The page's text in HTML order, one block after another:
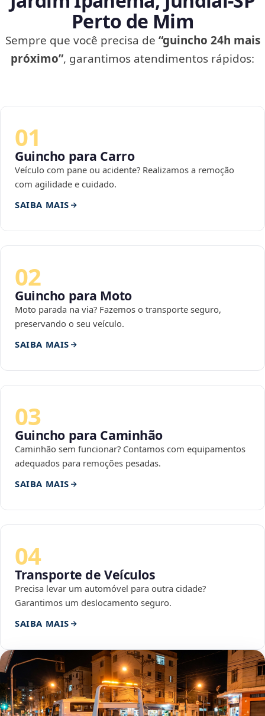
Perto de Mim
Sempre que você precisa de “guincho 24h mais
próximo”, garantimos atendimentos rápidos:
01
Guincho para Carro
Veículo com pane ou acidente? Realizamos a remoção
com agilidade e cuidado.
SAIBA MAIS
02
Guincho para Moto
Moto parada na via? Fazemos o transporte seguro,
preservando o seu veículo.
SAIBA MAIS
03
Guincho para Caminhão
Caminhão sem funcionar? Contamos com equipamentos
adequados para remoções pesadas.
SAIBA MAIS
04
Transporte de Veículos
Precisa levar um automóvel para outra cidade?
Garantimos um deslocamento seguro.
SAIBA MAIS